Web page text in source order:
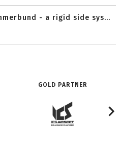
- a rigid side sys...
GOLD PARTNER